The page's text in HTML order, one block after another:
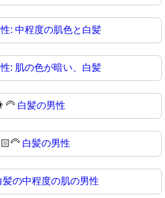
: 中程度の肌色と白髪
: 肌の色が暗い、白髪
白髪の男性
白髪の男性
髪の中程度の肌の男性